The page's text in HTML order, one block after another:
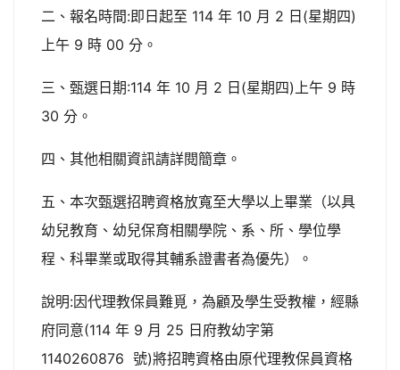
二、報名時間:即日起至 114 年 10 月 2 日(星期四)
上午 9 時 00 分。
三、甄選日期:114 年 10 月 2 日(星期四)上午 9 時
30 分。
四、其他相關資訊請詳閱簡章。
五、本次甄選招聘資格放寬至大學以上畢業（以具
幼兒教育、幼兒保育相關學院、系、所、學位學
程、科畢業或取得其輔系證書者為優先）。
說明:因代理教保員難覓，為顧及學生受教權，經縣
府同意(114 年 9 月 25 日府教幼字第
1140260876 號)將招聘資格由原代理教保員資格